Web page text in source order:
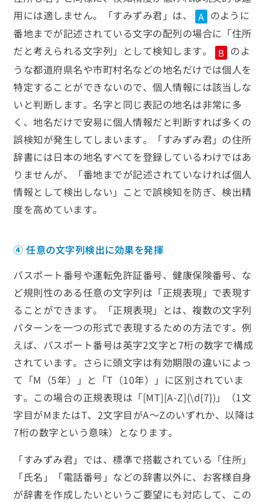
用には適しません。「すみずみ君」は、
A のように
番地までが記述されている文字の配列の場合に「住所
だと考えられる文字列」として検知します。
B のよ
うな都道府県名や市町村名などの地名だけでは個人を
特定することができないので、個人情報には該当しな
いと判断します。名字と同じ表記の地名は非常に多
く、地名だけで安易に個人情報だと判断すれば多くの
誤検知が発生してしまいます。「すみずみ君」の住所
辞書には日本の地名すべてを登録しているわけではあ
りませんが、「番地までが記述されていなければ個人
情報として検出しない」ことで誤検知を防ぎ、検出精
度を高めています。
④ 任意の文字列検出に効果を発揮
パスポート番号や運転免許証番号、健康保険番号、な
ど規則性のある任意の文字列は「正規表現」で表現す
ることができます。「正規表現」とは、複数の文字列
パターンを一つの形式で表現するための方法です。例
えば、パスポート番号は英字2文字と7桁の数字で構成
されています。さらに頭文字は有効期限の違いによっ
て「M（5年）」と「T（10年）」に区別されていま
す。この場合の正規表現は「[MT][A-Z](\d{7})」（1文
字目がMまたはT、2文字目がA～Zのいずれか、以降は
7桁の数字という意味）となります。
「すみずみ君」では、標準で搭載されている「住所」
「氏名」「電話番号」などの辞書以外に、お客様自身
が辞書を作成したいというご要望にも対応して、この